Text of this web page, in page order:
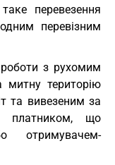
перевезення
перевізним
з рухомим
територію
та вивезеним за
платником, що
отримувачем-